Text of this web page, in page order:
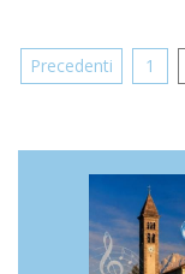
Navigazione
articoli
Precedenti 1